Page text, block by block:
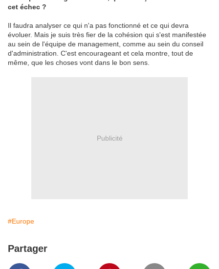
cet échec ?
Il faudra analyser ce qui n'a pas fonctionné et ce qui devra
évoluer. Mais je suis très fier de la cohésion qui s'est manifestée
au sein de l'équipe de management, comme au sein du conseil
d'administration. C'est encourageant et cela montre, tout de
même, que les choses vont dans le bon sens.
Publicité
#Europe
Partager